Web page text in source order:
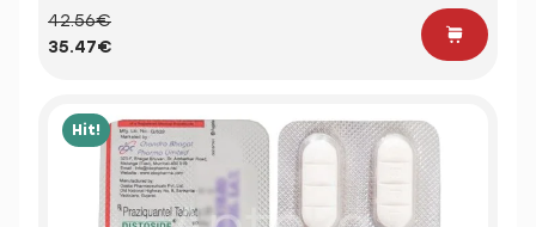
42.56€
35.47€
Hit!